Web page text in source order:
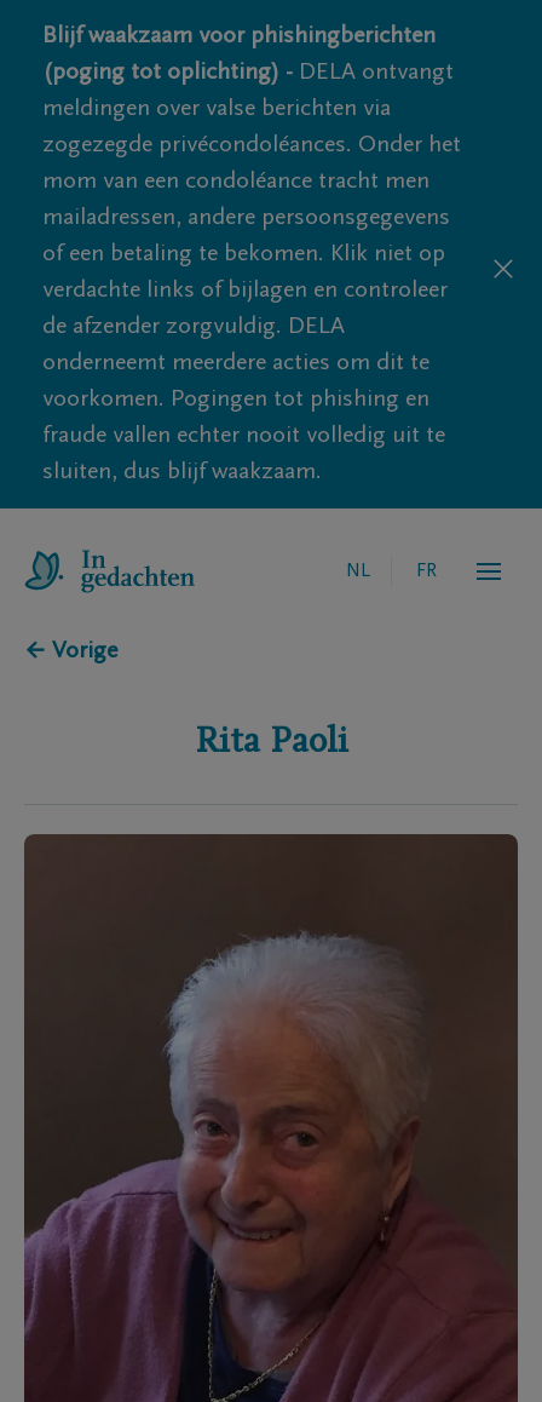
Blijf waakzaam voor phishingberichten
(poging tot oplichting) - DELA ontvangt
meldingen over valse berichten via
zogezegde privécondoléances. Onder het
mom van een condoléance tracht men
mailadressen, andere persoonsgegevens
of een betaling te bekomen. Klik niet op
verdachte links of bijlagen en controleer
de afzender zorgvuldig. DELA
onderneemt meerdere acties om dit te
voorkomen. Pogingen tot phishing en
fraude vallen echter nooit volledig uit te
sluiten, dus blijf waakzaam.
NL FR
← Vorige
Rita Paoli